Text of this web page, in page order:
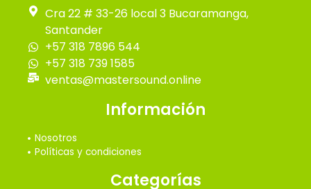
Cra 22 # 33-26 local 3 Bucaramanga,
Santander
+57 318 7896 544
+57 318 739 1585
ventas@mastersound.online
Información
Nosotros
Políticas y condiciones
Categorías